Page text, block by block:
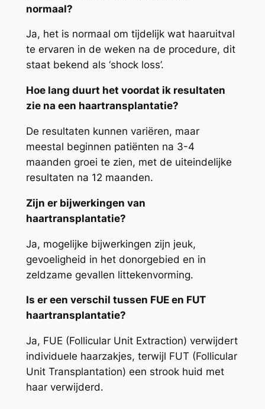
normaal?
Ja, het is normaal om tijdelijk wat haaruitval
te ervaren in de weken na de procedure, dit
staat bekend als ‘shock loss’.
Hoe lang duurt het voordat ik resultaten
zie na een haartransplantatie?
De resultaten kunnen variëren, maar
meestal beginnen patiënten na 3-4
maanden groei te zien, met de uiteindelijke
resultaten na 12 maanden.
Zijn er bijwerkingen van
haartransplantatie?
Ja, mogelijke bijwerkingen zijn jeuk,
gevoeligheid in het donorgebied en in
zeldzame gevallen littekenvorming.
Is er een verschil tussen FUE en FUT
haartransplantatie?
Ja, FUE (Follicular Unit Extraction) verwijdert
individuele haarzakjes, terwijl FUT (Follicular
Unit Transplantation) een strook huid met
haar verwijderd.